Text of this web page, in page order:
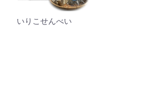
いりこせんべい